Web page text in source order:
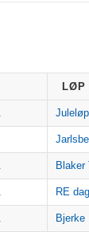
LØP
Juleløp
Blaker
RE
Bjerke